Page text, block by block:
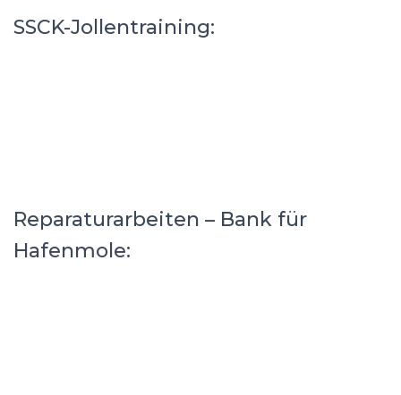
SSCK-Jollentraining:
Reparaturarbeiten – Bank für
Hafenmole: